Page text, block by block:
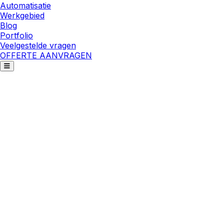
Automatisatie
Werkgebied
Blog
Portfolio
Veelgestelde vragen
OFFERTE AANVRAGEN